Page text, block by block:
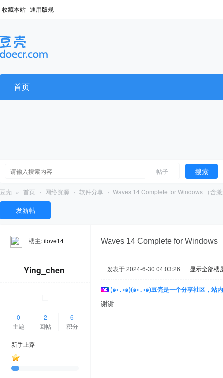
收藏本站 通用版规
首页
帖子 搜索
豆壳 » 首页 › 网络资源 › 软件分享 › Waves 14 Complete for Windows （含
发新帖
楼主:ilove14 Waves 14 Complete for Windows
Ying_chen
0
主题
2
回帖
6
积分
新手上路
发表于 2024-6-30 04:03:26 显示全部楼
(๑• . •๑)(๑• . •๑)豆壳是一个分享社区，站
谢谢